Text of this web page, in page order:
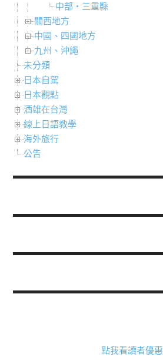
中部・三重縣
關西地方
中國、四國地方
九州、沖繩
未分類
日本自駕
日本觀點
酒雄在台灣
線上日語教學
海外旅行
公告
點我看讀者優惠